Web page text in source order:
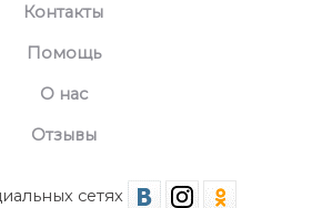
Контакты
Помощь
О нас
Отзывы
сетях